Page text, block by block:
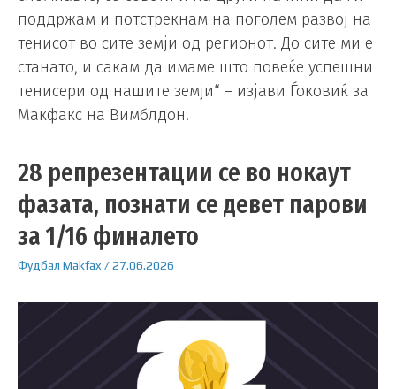
поддржам и потстрекнам на поголем развој на
тенисот во сите земји од регионот. До сите ми е
станато, и сакам да имаме што повеќе успешни
тенисери од нашите земји“ – изјави Ѓоковиќ за
Макфакс на Вимблдон.
28 репрезентации се во нокаут
фазата, познати се девет парови
за 1/16 финалето
Фудбал Makfax /27.06.2026